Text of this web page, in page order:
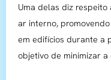
Uma delas diz
ar interno,
em edifícios durante a
objetivo de minimizar